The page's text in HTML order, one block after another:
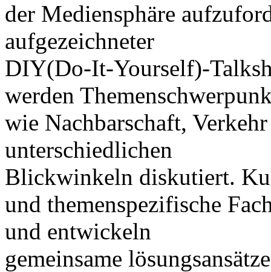
der Mediensphäre
aufgezeichneter
DIY(Do-It-Yourself)-
werden
wie Nachbarschaft,
unterschiedlichen
Blickwinkeln diskutiert.
und themenspezifische
und entwickeln
gemeinsame